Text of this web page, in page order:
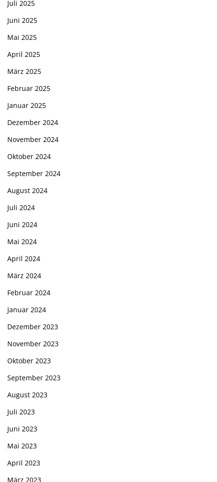
Juli 2025
Juni 2025
Mai 2025
April 2025
März 2025
Februar 2025
Januar 2025
Dezember 2024
November 2024
Oktober 2024
September 2024
August 2024
Juli 2024
Juni 2024
Mai 2024
April 2024
März 2024
Februar 2024
Januar 2024
Dezember 2023
November 2023
Oktober 2023
September 2023
August 2023
Juli 2023
Juni 2023
Mai 2023
April 2023
März 2023